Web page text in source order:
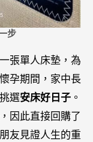
步
張單人床墊，為
孕期間，家中長
選安床好日子 。
因此直接回購了
友見證人生的重